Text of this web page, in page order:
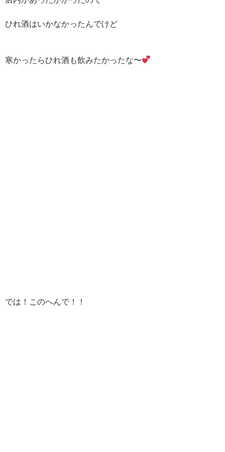
ひれ酒はいかなかったんでけど
寒かったらひれ酒も飲みたかったな〜
では！このへんで！！